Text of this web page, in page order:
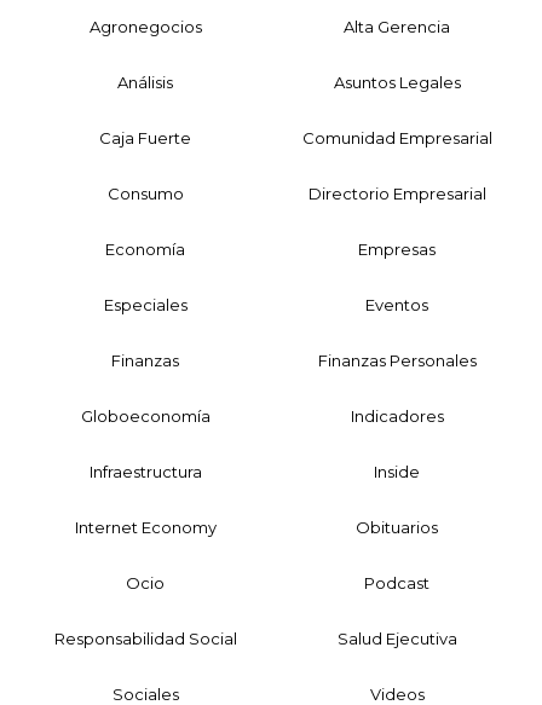
Agronegocios Alta Gerencia
Análisis Asuntos Legales
Caja Fuerte Comunidad Empresarial
Consumo Directorio Empresarial
Economía Empresas
Especiales Eventos
Finanzas Finanzas Personales
Globoeconomía Indicadores
Infraestructura Inside
Internet Economy Obituarios
Ocio Podcast
Responsabilidad Social Salud Ejecutiva
Sociales Videos